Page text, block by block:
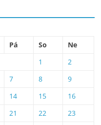
Pá So
Ne
1
2
7 8
9
14 15
16
21 22
23